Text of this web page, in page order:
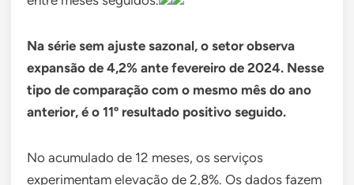
Na série sem ajuste sazonal, o setor observa
expansão de 4,2% ante fevereiro de 2024. Nesse
tipo de comparação com o mesmo mês do ano
anterior, é o 11º resultado positivo seguido.
No acumulado de 12 meses, os serviços
experimentam elevação de 2,8%. Os dados fazem